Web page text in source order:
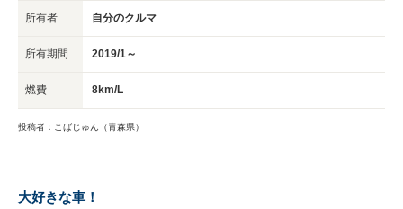
所有者 自分のクルマ
所有期間 2019/1～
燃費 8km/L
投稿者：こばじゅん（青森県）
大好きな車！